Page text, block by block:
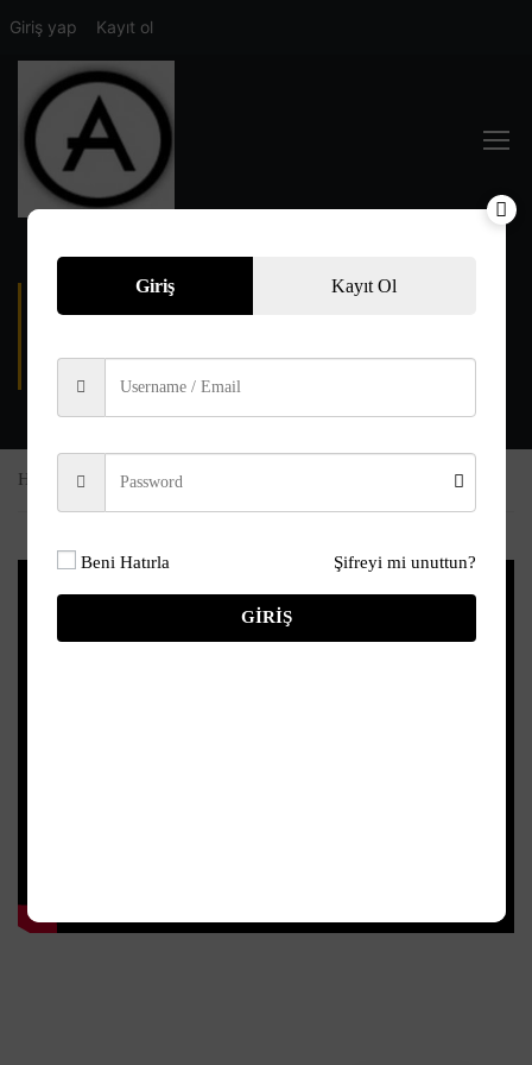
Giriş yap Kayıt ol
560.SAYFA-
66.TAHRIM:08-12
Home Kelime Kelime Meal 560.Sayfa-66.Tahrim:08-12
Giriş Kayıt Ol
Beni Hatırla Şifreyi mi unuttun?
GIRIŞ